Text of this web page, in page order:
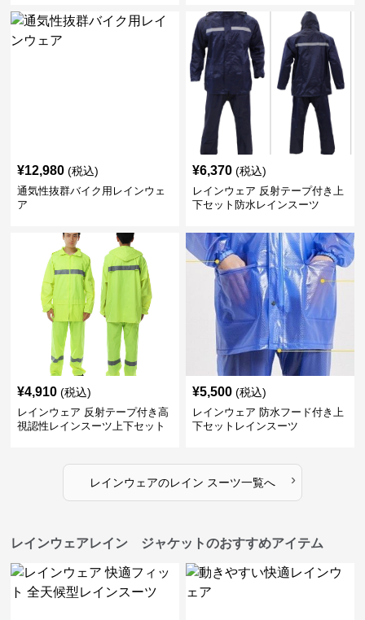
¥12,980 (税込)
通気性抜群バイク用レインウェ
ア
¥6,370 (税込)
レインウェア 反射テープ付き上
下セット防水レインスーツ
¥4,910 (税込)
レインウェア 反射テープ付き高
視認性レインスーツ上下セット
¥5,500 (税込)
レインウェア 防水フード付き上
下セットレインスーツ
レインウェアのレイン スーツ一覧へ ›
レインウェアレイン ジャケットのおすすめアイテム